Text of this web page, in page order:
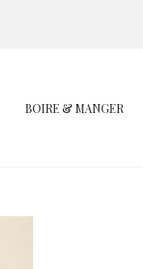
BOIRE & MANGER